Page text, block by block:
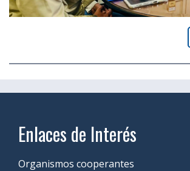
Enlaces de Interés
Organismos cooperantes